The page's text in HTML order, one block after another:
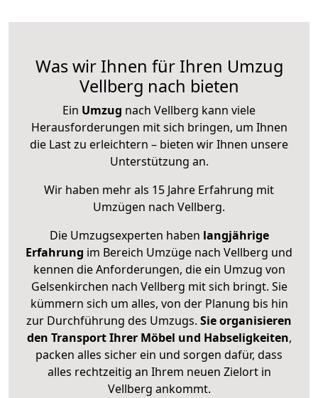
Was wir Ihnen für Ihren Umzug
Vellberg nach bieten
Ein Umzug nach Vellberg kann viele
Herausforderungen mit sich bringen, um Ihnen
die Last zu erleichtern – bieten wir Ihnen unsere
Unterstützung an.
Wir haben mehr als 15 Jahre Erfahrung mit
Umzügen nach Vellberg.
Die Umzugsexperten haben langjährige
Erfahrung im Bereich Umzüge nach Vellberg und
kennen die Anforderungen, die ein Umzug von
Gelsenkirchen nach Vellberg mit sich bringt. Sie
kümmern sich um alles, von der Planung bis hin
zur Durchführung des Umzugs. Sie organisieren
den Transport Ihrer Möbel und Habseligkeiten,
packen alles sicher ein und sorgen dafür, dass
alles rechtzeitig an Ihrem neuen Zielort in
Vellberg ankommt.